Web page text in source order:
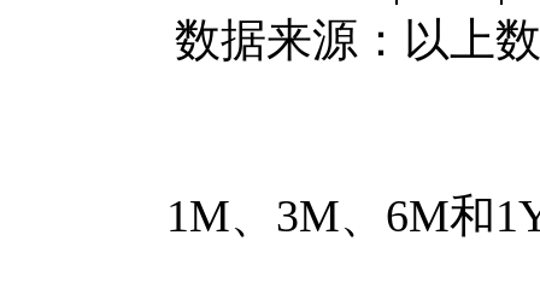
数据来源：以上数
1M、3M、6M和1Y